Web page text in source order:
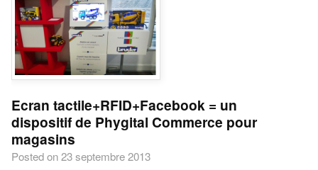
Ecran tactile+RFID+Facebook = un
dispositif de Phygital Commerce pour
magasins
Posted on 23 septembre 2013